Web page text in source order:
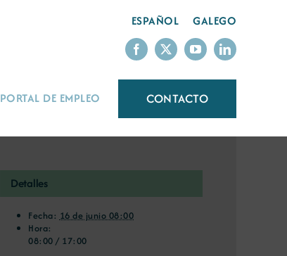
ESPAÑOL GALEGO
PORTAL DE EMPLEO CONTACTO
Detalles
Fecha: 16 de junio 08:00
Hora:
08:00 / 17:00